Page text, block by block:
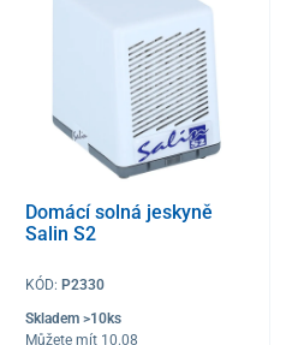
Domácí solná jeskyně
Salin S2
KÓD: P2330
Skladem >10ks
Můžete mít 10.08